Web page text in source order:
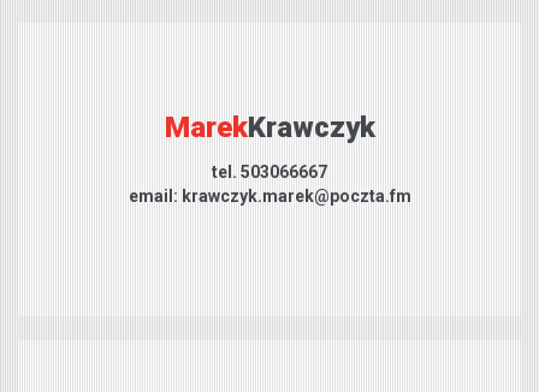
MarekKrawczyk
tel. 503066667
email: krawczyk.marek@poczta.fm